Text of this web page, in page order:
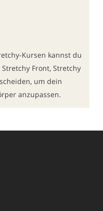
Kursen kannst du
Front, Stretchy
um dein
anzupassen.